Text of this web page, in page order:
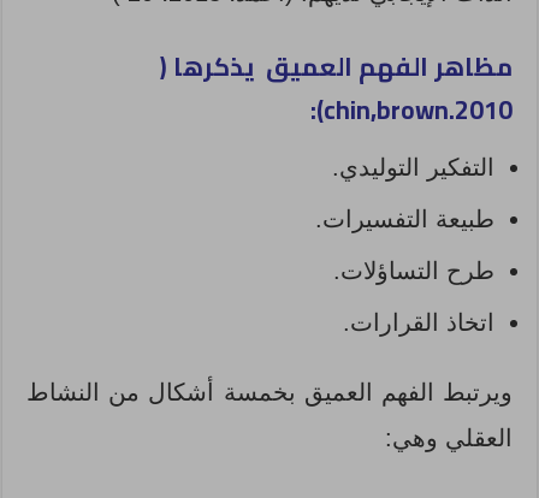
مظاهر الفهم العميق يذكرها (
chin,brown.2010
):
التفكير التوليدي.
طبيعة التفسيرات.
طرح التساؤلات.
اتخاذ القرارات.
ويرتبط الفهم العميق بخمسة أشكال من النشاط
العقلي وهي: